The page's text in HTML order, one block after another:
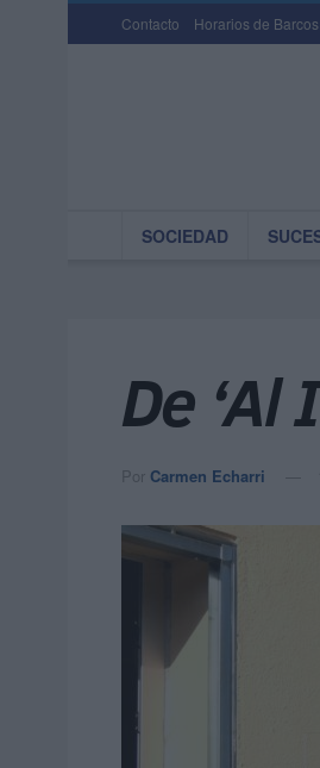
Contacto Horarios de
SOCIEDAD
De
Por Carmen Echarri